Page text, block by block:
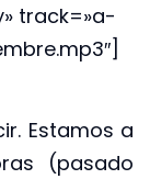
track=»a-
Estamos a
(pasado